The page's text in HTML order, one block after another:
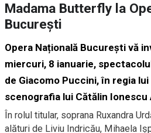
Madama Butterfly la
București
Opera Națională București vă
miercuri, 8 ianuarie,
de Giacomo Puccini, în regia
scenografia lui Cătălin Ionescu
În rolul titular, soprana Ruxandra
alături de Liviu Indricău, Mihaela